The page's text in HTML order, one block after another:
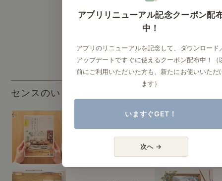
センスのいらないインテリア
アプリリニューアル記念クーポン配
中！
アプリのリニューアルを記念して、ダウンロード
アップデートですぐに使えるクーポン配布中！（
前にご利用いただいた方も、新たにお使いいただ
ます）
いますぐGET！
次へ →